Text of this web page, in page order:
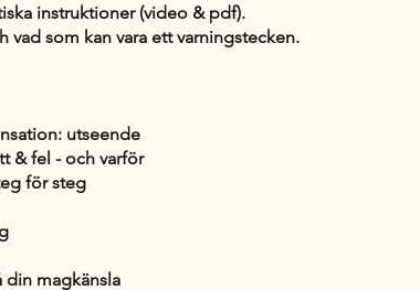
instruktioner (video & pdf).
vad som kan vara ett varningstecken.
utseende
& fel - och varför
för steg
din magkänsla